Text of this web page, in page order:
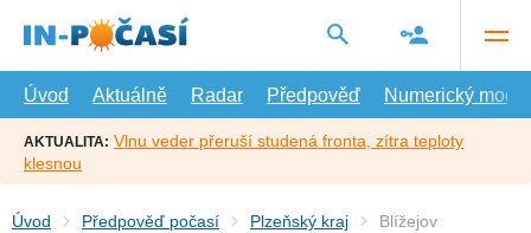
hlavní
Úvod
Aktuálně Radar Předpověď Numerický model
AKTUALITA: Vlnu veder přeruší studená fronta, zítra teploty
klesnou
Úvod Předpověď počasí Plzeňský kraj Blížejov